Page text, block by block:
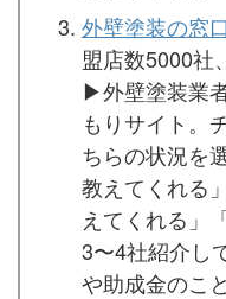
外壁塗装の窓口
盟店数5000社
▶︎外壁塗装業
もりサイト。
ちらの状況を
教えてくれる
えてくれる」
3〜4社紹介し
や助成金のこ